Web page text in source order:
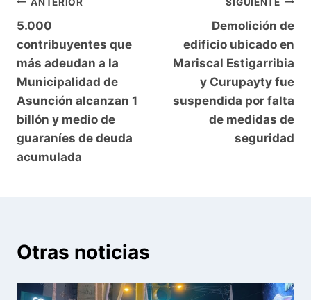
Navegación
de
entradas
5.000
contribuyentes que
más adeudan a la
Municipalidad de
Asunción alcanzan 1
billón y medio de
guaraníes de deuda
acumulada
Demolición de
edificio ubicado en
Mariscal Estigarribia
y Curupayty fue
suspendida por falta
de medidas de
seguridad
Otras noticias